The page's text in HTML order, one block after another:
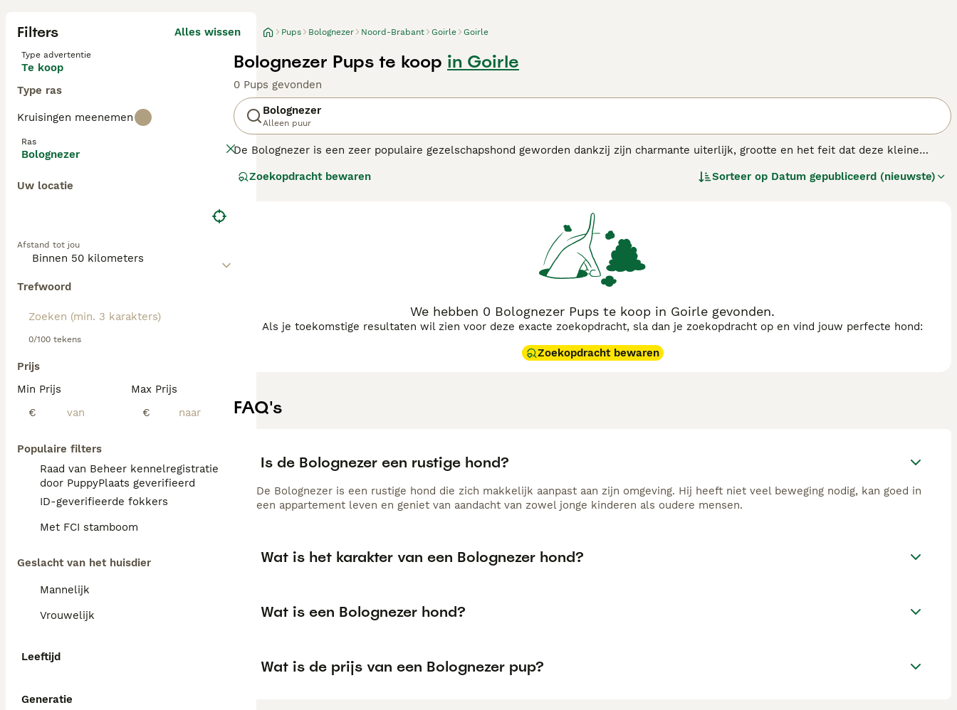
Filters Alles wissen
Type advertentie
Te koop
Type ras
Kruisingen meenemen
Ras
Bolognezer
Uw locatie
Afstand tot jou
Trefwoord
0/100 tekens
Prijs
Min Prijs
€
Max Prijs
€
Populaire filters
Raad van Beheer kennelregistratie
door PuppyPlaats geverifieerd
ID-geverifieerde fokkers
Met FCI stamboom
Geslacht van het huisdier
Mannelijk
Vrouwelijk
Leeftijd
Generatie
Pups Bolognezer Noord-Brabant Goirle Goirle
Bolognezer Pups te koop in Goirle
0 Pups gevonden
Bolognezer
Alleen puur
De Bolognezer is een zeer populaire gezelschapshond geworden dankzij zijn charmante uiterlijk, grootte en het feit dat deze kleine
intelligentie, loyaliteit en het feit dat ze zich uitstekend kunnen aanpassen en net zo goed in een groot huis op het platteland kunnen
voor informatie over dit hondenras.
Zoekopdracht bewaren Sorteer op Datum gepubliceerd (nieuwste)
We hebben 0 Bolognezer Pups te koop in Goirle gevonden.
Als je toekomstige resultaten wil zien voor deze exacte zoekopdracht, sla dan je zoekopdracht op en vind jouw perfecte hond:
Zoekopdracht bewaren
FAQ's
Is de Bolognezer een rustige hond?
De Bolognezer is een rustige hond die zich makkelijk aanpast aan zijn omgeving. Hij heeft niet veel beweging nodig, kan goed in
een appartement leven en geniet van aandacht van zowel jonge kinderen als oudere mensen.
Wat is het karakter van een Bolognezer hond?
Wat is een Bolognezer hond?
Wat is de prijs van een Bolognezer pup?